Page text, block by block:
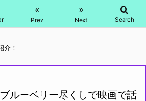
«
Prev
»
Next Search
介！
ルーベリー尽くしで映画で話